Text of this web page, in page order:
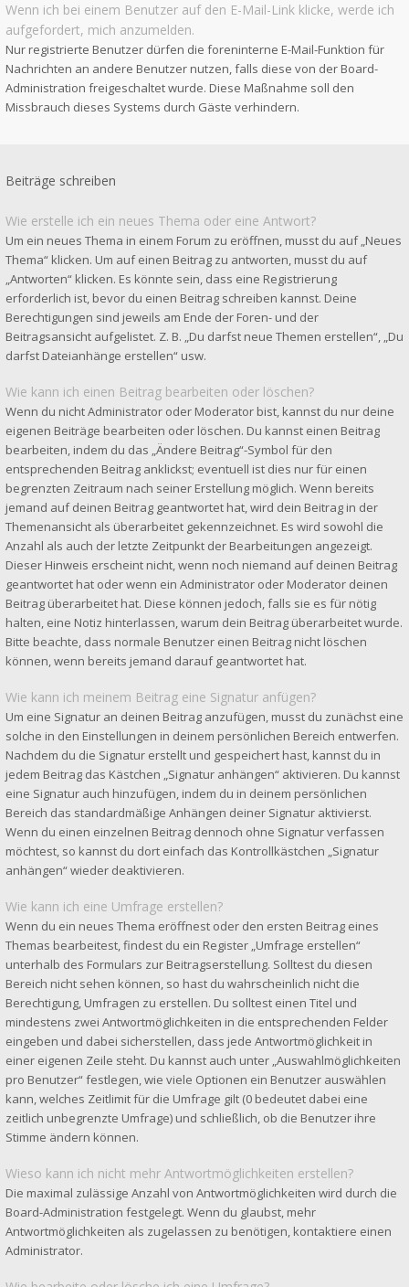
Wenn ich bei einem Benutzer auf den E-Mail-Link klicke, werde ich
aufgefordert, mich anzumelden.
Nur registrierte Benutzer dürfen die foreninterne E-Mail-Funktion für
Nachrichten an andere Benutzer nutzen, falls diese von der Board-
Administration freigeschaltet wurde. Diese Maßnahme soll den
Missbrauch dieses Systems durch Gäste verhindern.
Beiträge schreiben
Wie erstelle ich ein neues Thema oder eine Antwort?
Um ein neues Thema in einem Forum zu eröffnen, musst du auf „Neues
Thema“ klicken. Um auf einen Beitrag zu antworten, musst du auf
„Antworten“ klicken. Es könnte sein, dass eine Registrierung
erforderlich ist, bevor du einen Beitrag schreiben kannst. Deine
Berechtigungen sind jeweils am Ende der Foren- und der
Beitragsansicht aufgelistet. Z. B. „Du darfst neue Themen erstellen“, „Du
darfst Dateianhänge erstellen“ usw.
Wie kann ich einen Beitrag bearbeiten oder löschen?
Wenn du nicht Administrator oder Moderator bist, kannst du nur deine
eigenen Beiträge bearbeiten oder löschen. Du kannst einen Beitrag
bearbeiten, indem du das „Ändere Beitrag“-Symbol für den
entsprechenden Beitrag anklickst; eventuell ist dies nur für einen
begrenzten Zeitraum nach seiner Erstellung möglich. Wenn bereits
jemand auf deinen Beitrag geantwortet hat, wird dein Beitrag in der
Themenansicht als überarbeitet gekennzeichnet. Es wird sowohl die
Anzahl als auch der letzte Zeitpunkt der Bearbeitungen angezeigt.
Dieser Hinweis erscheint nicht, wenn noch niemand auf deinen Beitrag
geantwortet hat oder wenn ein Administrator oder Moderator deinen
Beitrag überarbeitet hat. Diese können jedoch, falls sie es für nötig
halten, eine Notiz hinterlassen, warum dein Beitrag überarbeitet wurde.
Bitte beachte, dass normale Benutzer einen Beitrag nicht löschen
können, wenn bereits jemand darauf geantwortet hat.
Wie kann ich meinem Beitrag eine Signatur anfügen?
Um eine Signatur an deinen Beitrag anzufügen, musst du zunächst eine
solche in den Einstellungen in deinem persönlichen Bereich entwerfen.
Nachdem du die Signatur erstellt und gespeichert hast, kannst du in
jedem Beitrag das Kästchen „Signatur anhängen“ aktivieren. Du kannst
eine Signatur auch hinzufügen, indem du in deinem persönlichen
Bereich das standardmäßige Anhängen deiner Signatur aktivierst.
Wenn du einen einzelnen Beitrag dennoch ohne Signatur verfassen
möchtest, so kannst du dort einfach das Kontrollkästchen „Signatur
anhängen“ wieder deaktivieren.
Wie kann ich eine Umfrage erstellen?
Wenn du ein neues Thema eröffnest oder den ersten Beitrag eines
Themas bearbeitest, findest du ein Register „Umfrage erstellen“
unterhalb des Formulars zur Beitragserstellung. Solltest du diesen
Bereich nicht sehen können, so hast du wahrscheinlich nicht die
Berechtigung, Umfragen zu erstellen. Du solltest einen Titel und
mindestens zwei Antwortmöglichkeiten in die entsprechenden Felder
eingeben und dabei sicherstellen, dass jede Antwortmöglichkeit in
einer eigenen Zeile steht. Du kannst auch unter „Auswahlmöglichkeiten
pro Benutzer“ festlegen, wie viele Optionen ein Benutzer auswählen
kann, welches Zeitlimit für die Umfrage gilt (0 bedeutet dabei eine
zeitlich unbegrenzte Umfrage) und schließlich, ob die Benutzer ihre
Stimme ändern können.
Wieso kann ich nicht mehr Antwortmöglichkeiten erstellen?
Die maximal zulässige Anzahl von Antwortmöglichkeiten wird durch die
Board-Administration festgelegt. Wenn du glaubst, mehr
Antwortmöglichkeiten als zugelassen zu benötigen, kontaktiere einen
Administrator.